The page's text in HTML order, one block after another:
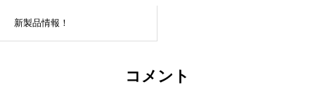
新製品情報！
コメント